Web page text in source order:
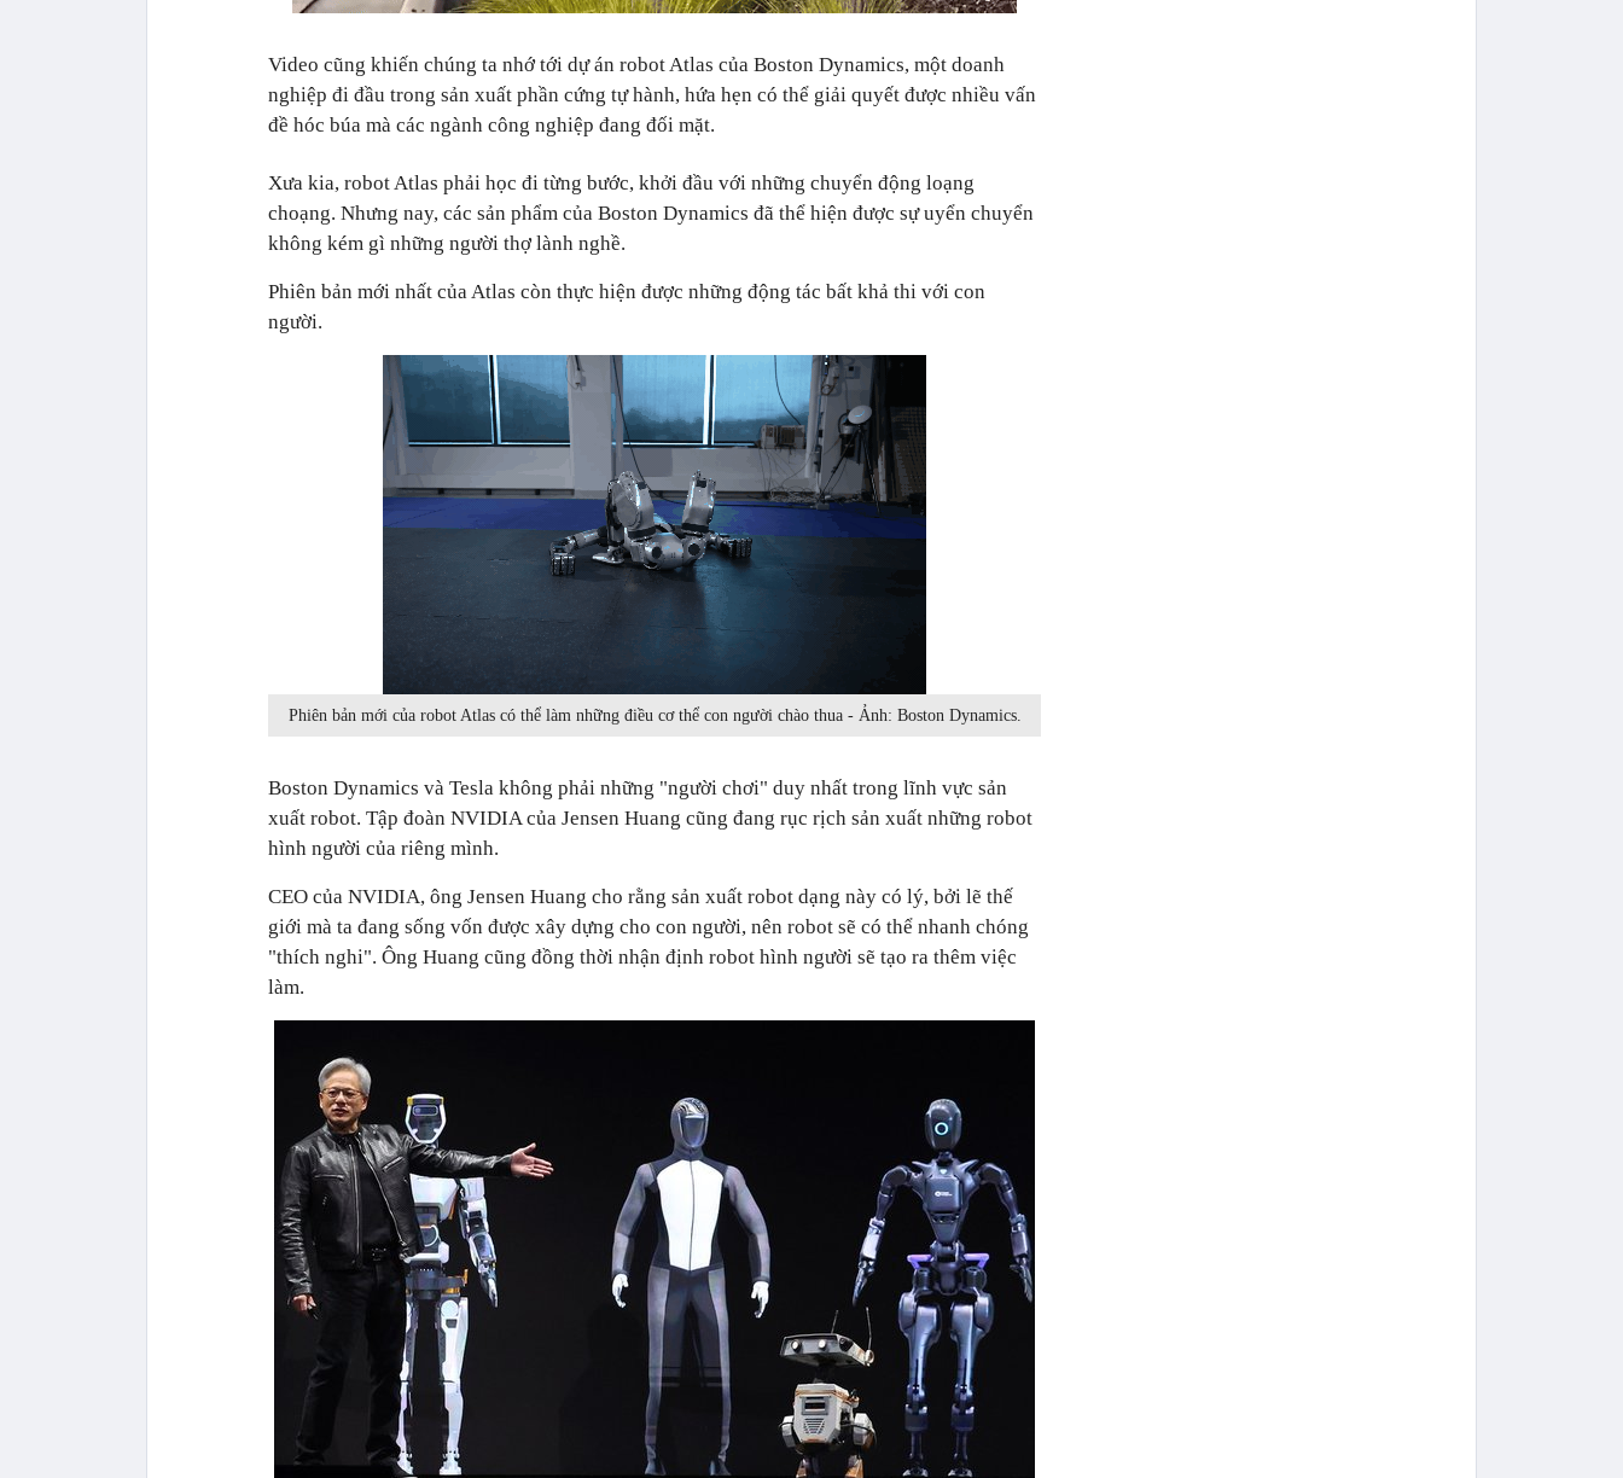
Video cũng khiến chúng ta nhớ tới dự án robot Atlas của Boston Dynamics, một doanh
nghiệp đi đầu trong sản xuất phần cứng tự hành, hứa hẹn có thể giải quyết được nhiều vấn
đề hóc búa mà các ngành công nghiệp đang đối mặt.
Xưa kia, robot Atlas phải học đi từng bước, khởi đầu với những chuyển động loạng
choạng. Nhưng nay, các sản phẩm của Boston Dynamics đã thể hiện được sự uyển chuyển
không kém gì những người thợ lành nghề.
Phiên bản mới nhất của Atlas còn thực hiện được những động tác bất khả thi với con
người.
Phiên bản mới của robot Atlas có thể làm những điều cơ thể con người chào thua - Ảnh: Boston Dynamics.
Boston Dynamics và Tesla không phải những "người chơi" duy nhất trong lĩnh vực sản
xuất robot. Tập đoàn NVIDIA của Jensen Huang cũng đang rục rịch sản xuất những robot
hình người của riêng mình.
CEO của NVIDIA, ông Jensen Huang cho rằng sản xuất robot dạng này có lý, bởi lẽ thế
giới mà ta đang sống vốn được xây dựng cho con người, nên robot sẽ có thể nhanh chóng
"thích nghi". Ông Huang cũng đồng thời nhận định robot hình người sẽ tạo ra thêm việc
làm.